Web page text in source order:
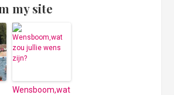
my site
Wensboom,wat